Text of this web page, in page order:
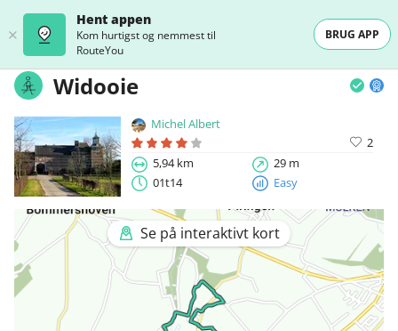
Hent appen
Kom hurtigst og nemmest til
RouteYou
BRUG APP
Widooie
Michel Albert
2
5,94 km
29 m
01t14
Easy
Se på interaktivt kort